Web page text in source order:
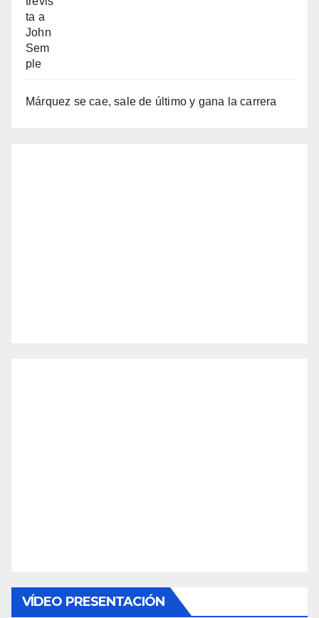
Márquez se cae, sale de último y gana la carrera
VÍDEO PRESENTACIÓN